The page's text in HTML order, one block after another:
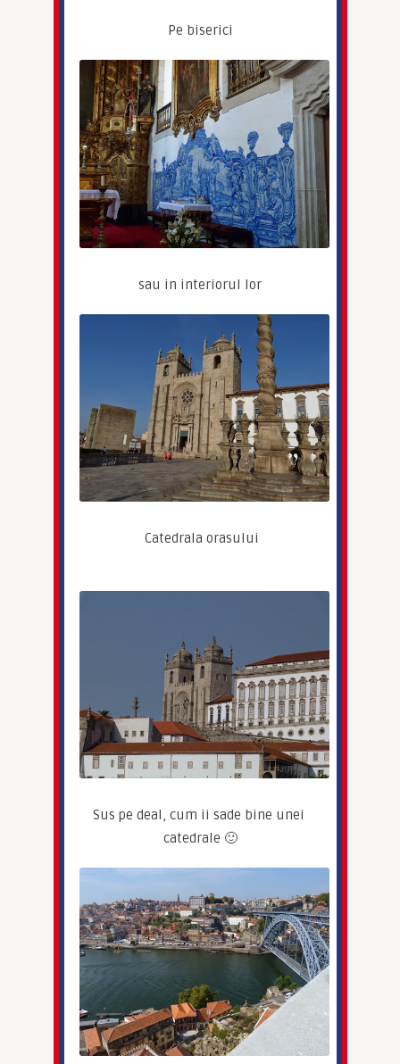
Pe biserici
sau in interiorul lor
Catedrala orasului
Sus pe deal, cum ii sade bine unei
catedrale 🙂